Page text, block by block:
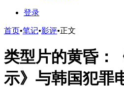
登录
首页•笔记•影评•正文
类型片的黄昏：
示》与韩国犯罪